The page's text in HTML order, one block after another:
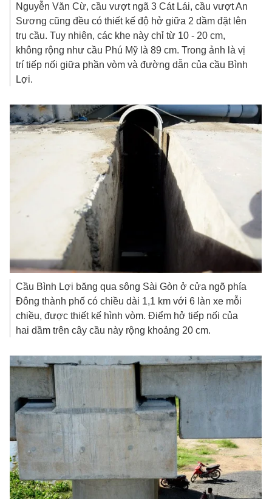
Nguyễn Văn Cừ, cầu vượt ngã 3 Cát Lái, cầu vượt An
Sương cũng đều có thiết kế độ hở giữa 2 dầm đặt lên
trụ cầu. Tuy nhiên, các khe này chỉ từ 10 - 20 cm,
không rộng như cầu Phú Mỹ là 89 cm. Trong ảnh là vị
trí tiếp nối giữa phần vòm và đường dẫn của cầu Bình
Lợi.
Cầu Bình Lợi băng qua sông Sài Gòn ở cửa ngõ phía
Đông thành phố có chiều dài 1,1 km với 6 làn xe mỗi
chiều, được thiết kế hình vòm. Điểm hở tiếp nối của
hai dầm trên cây cầu này rộng khoảng 20 cm.